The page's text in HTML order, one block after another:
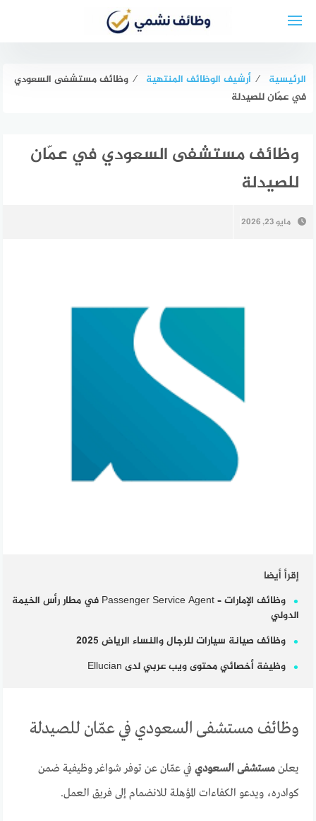
الرئيسية ⁄ أرشيف الوظائف المنتهية ⁄ وظائف مستشفى السعودي
في عمّان للصيدلة
وظائف مستشفى السعودي في عمّان
للصيدلة
مايو 23, 2026
إقرأ أيضا
وظائف الإمارات – Passenger Service Agent في مطار رأس الخيمة
الدولي
وظائف صيانة سيارات للرجال والنساء الرياض 2025
وظيفة أخصائي محتوى ويب عربي لدى Ellucian
وظائف مستشفى السعودي في عمّان للصيدلة
يعلنمستشفى السعودي في عمّان عن توفر شواغر وظيفية ضمن
كوادره، ويدعو الكفاءات المؤهلة للانضمام إلى فريق العمل.